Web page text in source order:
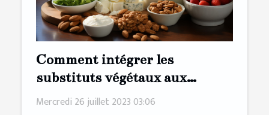
Comment intégrer les
substituts végétaux aux
produits laitiers dans votre
Mercredi 26 juillet 2023 03:06